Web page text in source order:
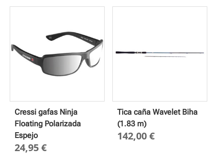
Cressi gafas Ninja
Floating Polarizada
Espejo
24,95€
Tica caña Wavelet Biha
(1.83 m)
142,00€